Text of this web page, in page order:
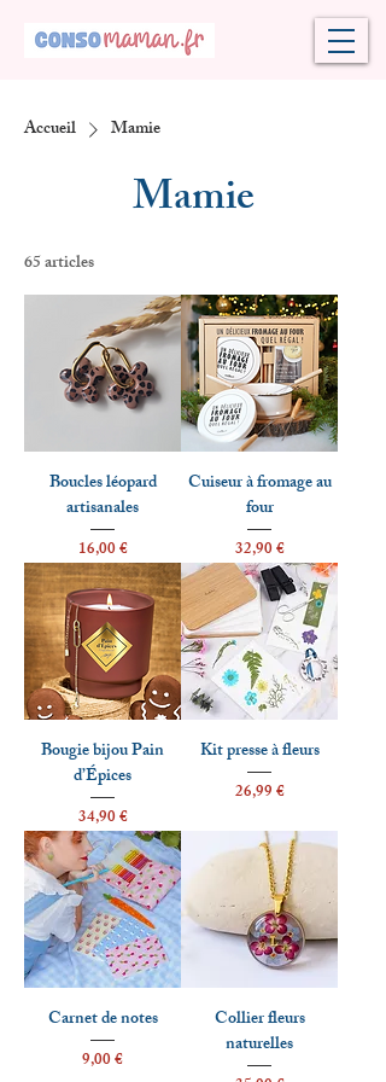
Accueil Mamie
Mamie
65 articles
Boucles léopard
artisanales
Prix
16,00 €
Cuiseur à fromage au
four
Prix
32,90 €
Bougie bijou Pain
d’Épices
Prix
34,90 €
Kit presse à fleurs
Prix
26,99 €
Carnet de notes
Prix
9,00 €
Collier fleurs
naturelles